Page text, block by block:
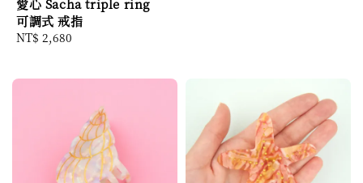
愛心 Sacha triple ring
可調式 戒指
Regular
NT$ 2,680